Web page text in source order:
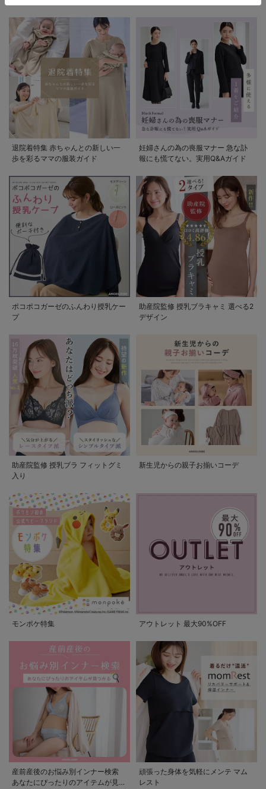
退院着特集 赤ちゃんとの新しい一
歩を彩るママの服装ガイド
妊婦さんの為の喪服マナー 急な訃
報にも慌てない。実用Q&Aガイド
ポコポコガーゼのふんわり授乳ケー
プ
助産院監修 授乳ブラキャミ 選べる2
デザイン
助産院監修 授乳ブラ フィットグミ
入り
新生児からの親子お揃いコーデ
モンポケ特集 アウトレット 最大90%OFF
産前産後のお悩み別インナー検索
あなたにぴったりのアイテムが見つ
頑張った身体を気軽にメンテ マム
レスト